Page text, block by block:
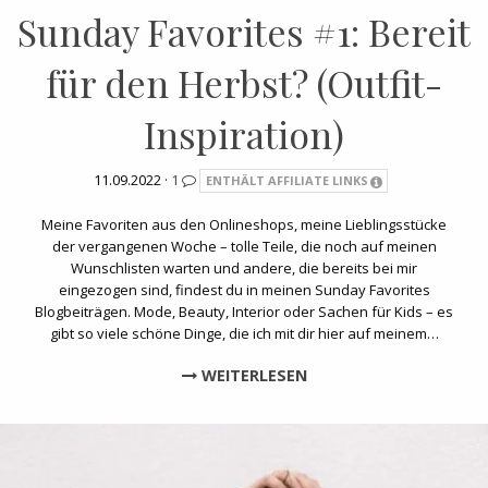
Sunday Favorites #1: Bereit
für den Herbst? (Outfit-
Inspiration)
11.09.2022 · 1 ENTHÄLT AFFILIATE LINKS
Meine Favoriten aus den Onlineshops, meine Lieblingsstücke
der vergangenen Woche – tolle Teile, die noch auf meinen
Wunschlisten warten und andere, die bereits bei mir
eingezogen sind, findest du in meinen Sunday Favorites
Blogbeiträgen. Mode, Beauty, Interior oder Sachen für Kids – es
gibt so viele schöne Dinge, die ich mit dir hier auf meinem…
WEITERLESEN